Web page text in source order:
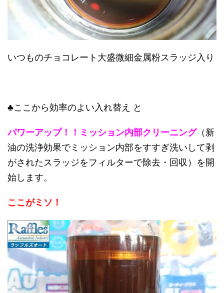
いつものチョコレート大盛微細金属粉スラッジ入り
♣ここから効率のよい入れ替え と
パワーアップ！！ミッション内部クリーニング（新
油の洗浄効果でミッション内部をすすぎ洗いして剥
がされたスラッジをフィルターで除去・回収）を開
始します。
ここがミソ！